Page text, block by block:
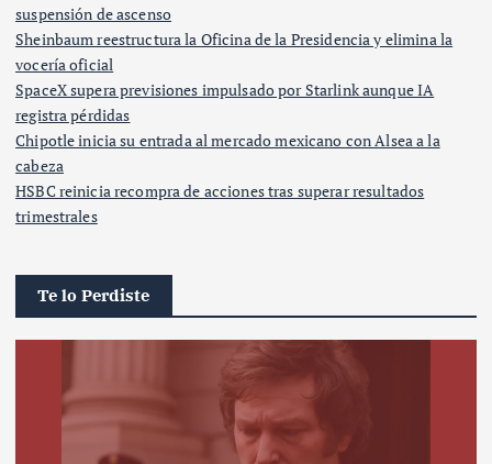
suspensión de ascenso
Sheinbaum reestructura la Oficina de la Presidencia y elimina la
vocería oficial
SpaceX supera previsiones impulsado por Starlink aunque IA
registra pérdidas
Chipotle inicia su entrada al mercado mexicano con Alsea a la
cabeza
HSBC reinicia recompra de acciones tras superar resultados
trimestrales
Te lo Perdiste